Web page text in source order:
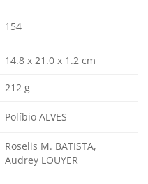
154
14.8 x 21.0 x 1.2 cm
212 g
Políbio ALVES
Roselis M. BATISTA,
Audrey LOUYER